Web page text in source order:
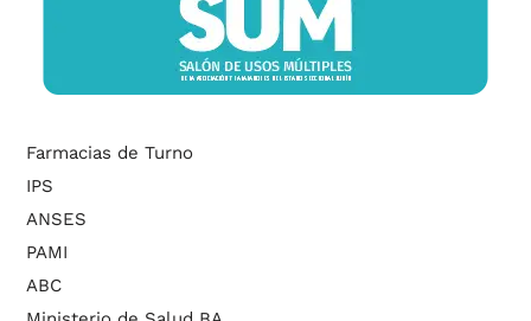
Farmacias de Turno
IPS
ANSES
PAMI
ABC